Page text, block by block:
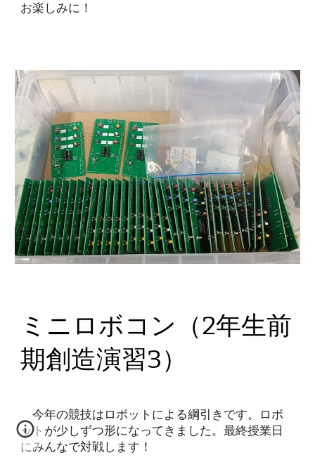
お楽しみに！
ミニロボコン（2年生前
期創造演習3）
今年の競技はロボットによる綱引きです。ロボ
ットが少しずつ形になってきました。最終授業日
にみんなで対戦します！